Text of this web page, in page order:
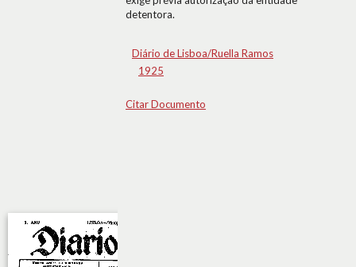
detentora.
Diário de Lisboa/Ruella Ramos
1925
Citar Documento